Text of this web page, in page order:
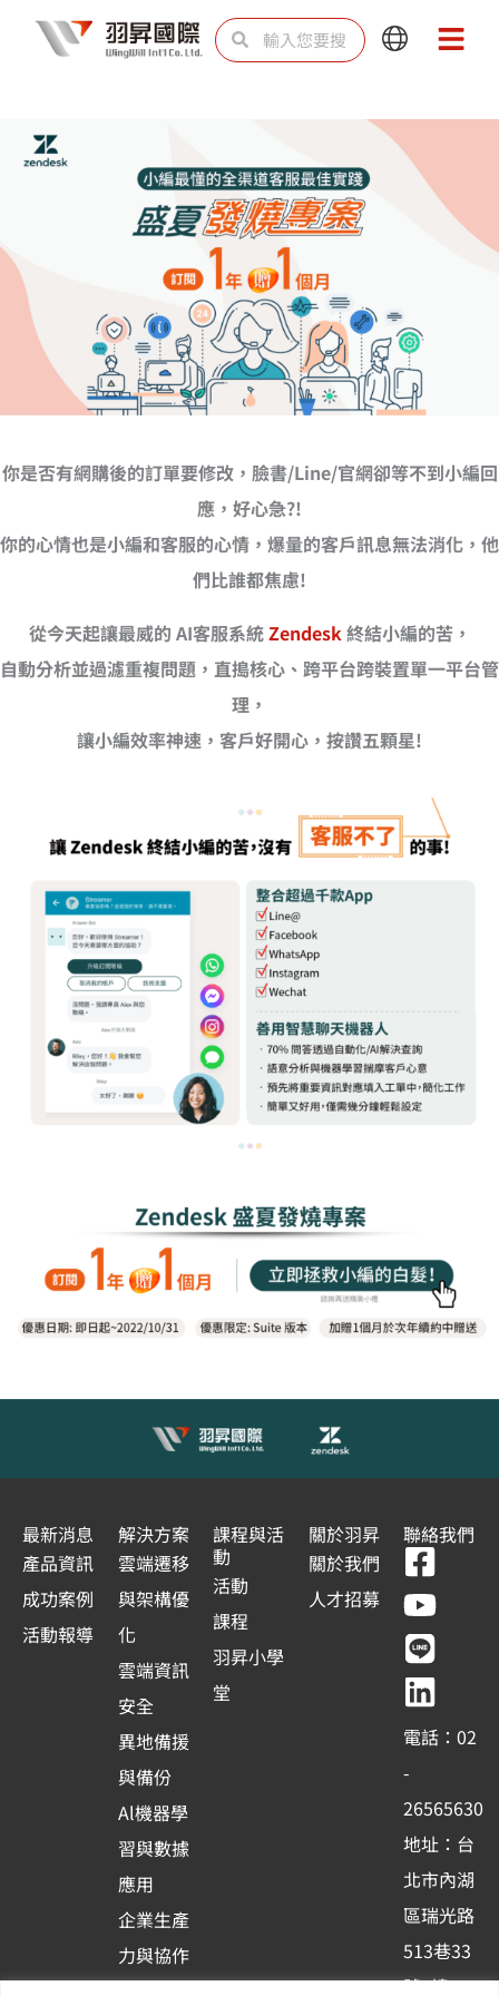
搜
尋 尋
Main
Main
你是否有網購後的訂單要修改，臉書/Line/官網卻等不到小編回
應，好心急?!
你的心情也是小編和客服的心情，爆量的客戶訊息無法消化，他
們比誰都焦慮!
從今天起讓最威的 AI客服系統Zendesk終結小編的苦，
自動分析並過濾重複問題，直搗核心、跨平台跨裝置單一平台管
理，
讓小編效率神速，客戶好開心，按讚五顆星!
最新消息
產品資訊
成功案例
活動報導
解決方案
雲端遷移
與架構優
化
雲端資訊
安全
異地備援
與備份
Al機器學
習與數據
應用
企業生產
力與協作
課程與活
動
活動
課程
羽昇小學
堂
關於羽昇
關於我們
人才招募
聯絡我們
F
a
c
e
b
o
o
k
-
s
q
u
a
Y
o
u
t
u
b
e
L
i
n
e
L
i
n
k
e
d
i
n
電話：02
-
26565630
地址：台
北市內湖
區瑞光路
513巷33
號6樓